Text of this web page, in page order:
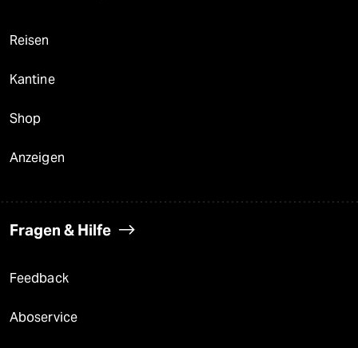
Reisen
Kantine
Shop
Anzeigen
Fragen & Hilfe
Feedback
Aboservice